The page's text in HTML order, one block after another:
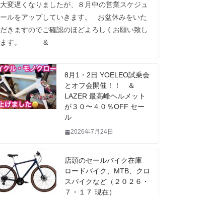
大変遅くなりましたが、８月中の営業スケジュ
ールをアップしていきます。 お盆休みをいた
だきますのでご確認のほどよろしくお願い致し
ます。 &
8月1・2日 YOELEO試乗会
とオフ会開催！！ ＆
LAZER 最高峰ヘルメット
が３０〜４０％OFF セー
ル
2026年7月24日
店頭のセールバイク在庫
ロードバイク、MTB、クロ
スバイクなど（２０２６・
７・１７ 現在）